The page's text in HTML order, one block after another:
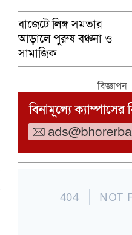
বাজেটে লিঙ্গ সমতার
আড়ালে পুরুষ বঞ্চনা ও
সামাজিক
ভারসাম্যহীনতা
বিজ্ঞাপন